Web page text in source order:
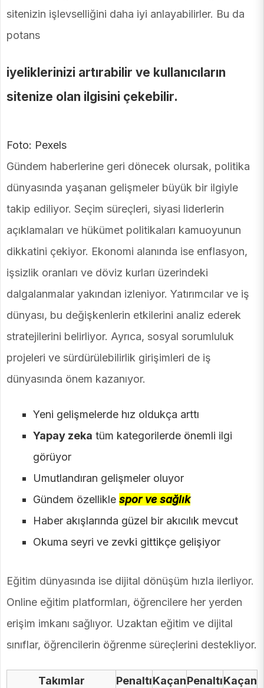
sitenizin işlevselliğini daha iyi anlayabilirler. Bu da
potans
iyeliklerinizi artırabilir ve kullanıcıların
sitenize olan ilgisini çekebilir.
Foto: Pexels
Gündem haberlerine geri dönecek olursak, politika
dünyasında yaşanan gelişmeler büyük bir ilgiyle
takip ediliyor. Seçim süreçleri, siyasi liderlerin
açıklamaları ve hükümet politikaları kamuoyunun
dikkatini çekiyor. Ekonomi alanında ise enflasyon,
işsizlik oranları ve döviz kurları üzerindeki
dalgalanmalar yakından izleniyor. Yatırımcılar ve iş
dünyası, bu değişkenlerin etkilerini analiz ederek
stratejilerini belirliyor. Ayrıca, sosyal sorumluluk
projeleri ve sürdürülebilirlik girişimleri de iş
dünyasında önem kazanıyor.
Yeni gelişmelerde hız oldukça arttı
Yapay zeka tüm kategorilerde önemli ilgi
görüyor
Umutlandıran gelişmeler oluyor
Gündem özellikle spor ve sağlık
Haber akışlarında güzel bir akıcılık mevcut
Okuma seyri ve zevki gittikçe gelişiyor
Eğitim dünyasında ise dijital dönüşüm hızla ilerliyor.
Online eğitim platformları, öğrencilere her yerden
erişim imkanı sağlıyor. Uzaktan eğitim ve dijital
sınıflar, öğrencilerin öğrenme süreçlerini destekliyor.
Takımlar PenaltıKaçanPenaltıKaçan